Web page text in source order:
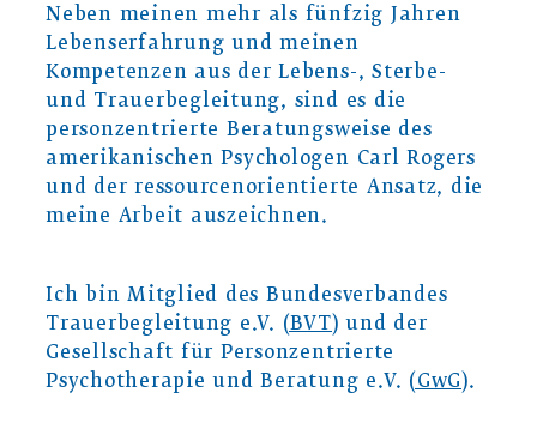
Neben meinen mehr als fünfzig Jahren
Lebenserfahrung und meinen
Kompetenzen aus der Lebens-, Sterbe-
und Trauerbegleitung, sind es die
personzentrierte Beratungsweise des
amerikanischen Psychologen Carl Rogers
und der ressourcenorientierte Ansatz, die
meine Arbeit auszeichnen.
Ich bin Mitglied des Bundesverbandes
Trauerbegleitung e.V. (BVT) und der
Gesellschaft für Personzentrierte
Psychotherapie und Beratung e.V. (GwG).